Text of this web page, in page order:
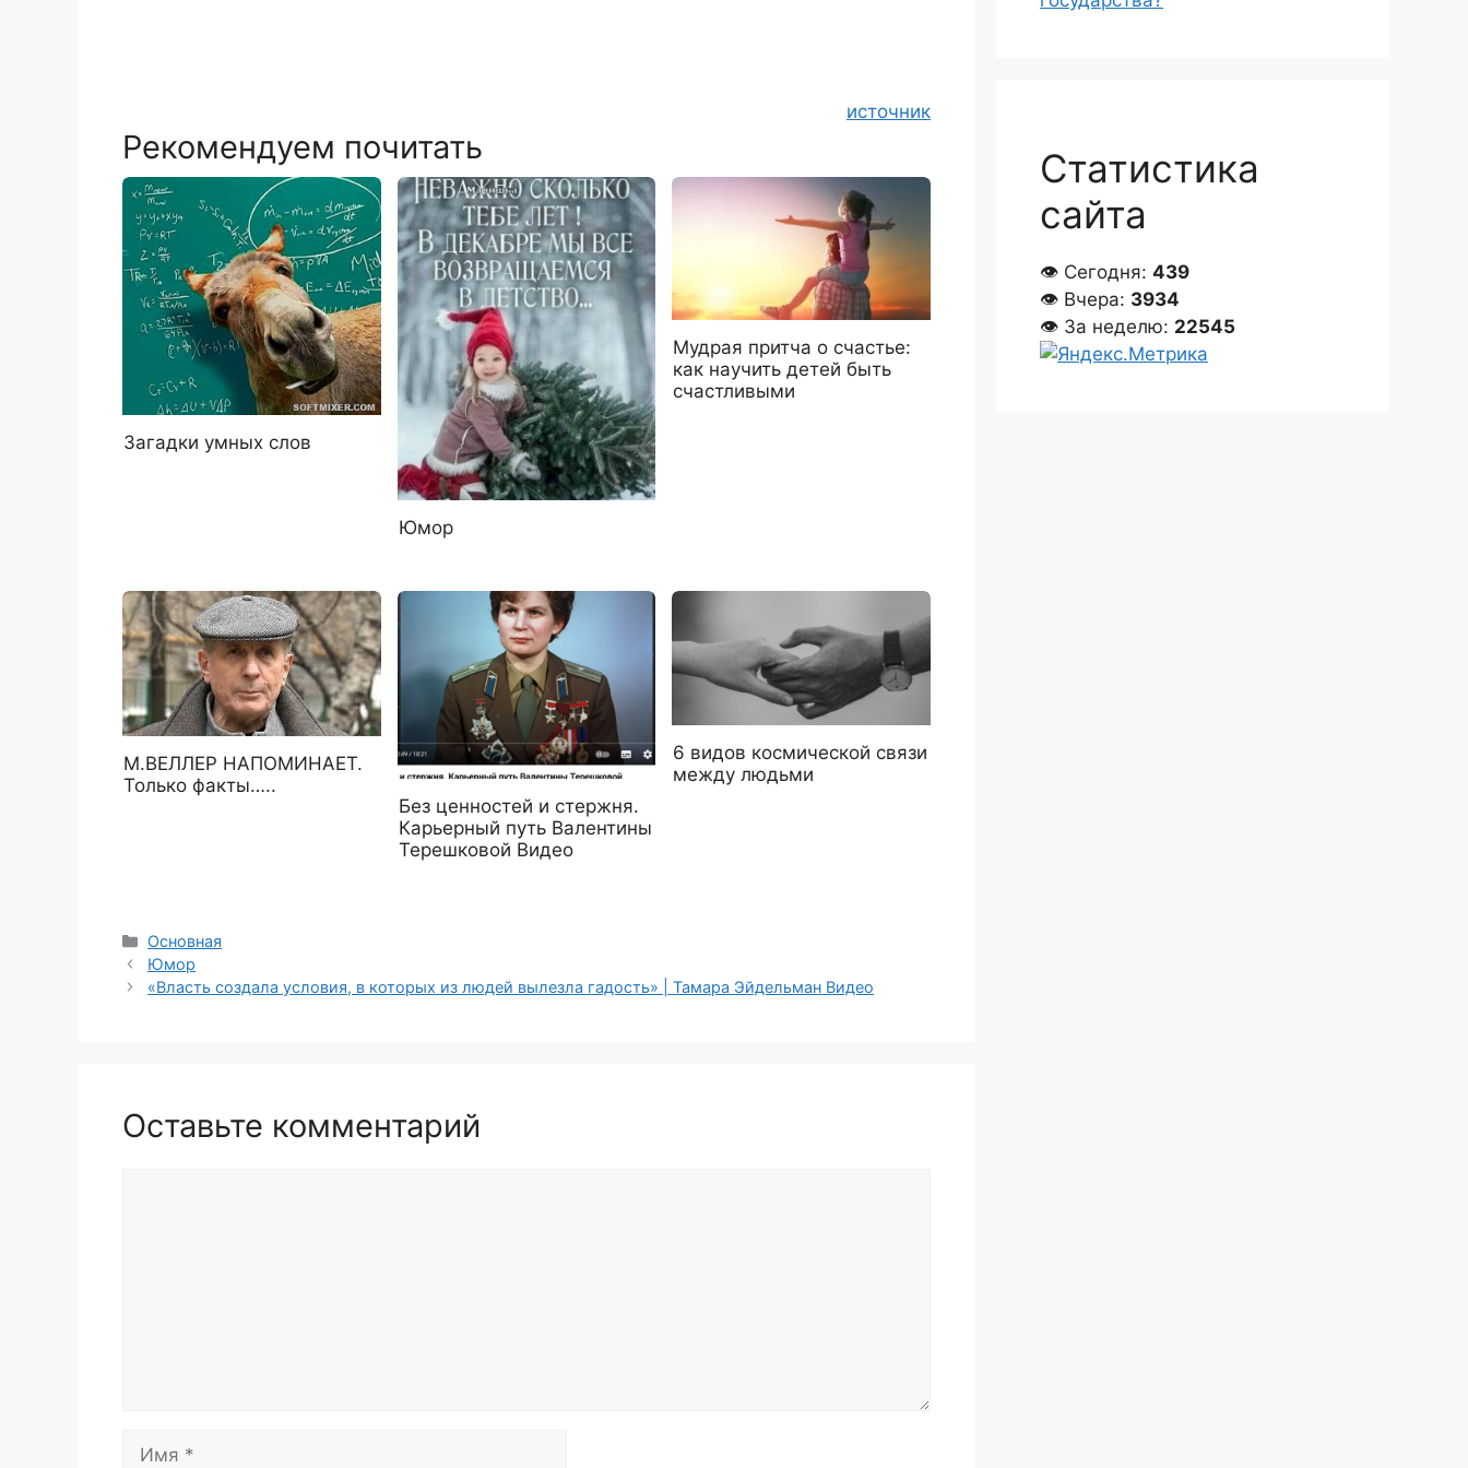
источник
Рекомендуем почитать
Загадки умных слов
Юмор
Мудрая притча о счастье:
как научить детей быть
счастливыми
М.ВЕЛЛЕР НАПОМИНАЕТ.
Только факты…..
Без ценностей и стержня.
Карьерный путь Валентины
Терешковой Видео
6 видов космической связи
между людьми
Рубрики
Основная
Юмор
«Власть создала условия, в которых из людей вылезла гадость» | Тамара Эйдельман Видео
Оставьте комментарий
Статистика
сайта
👁 Сегодня: 439
👁 Вчера: 3934
👁 За неделю: 22545